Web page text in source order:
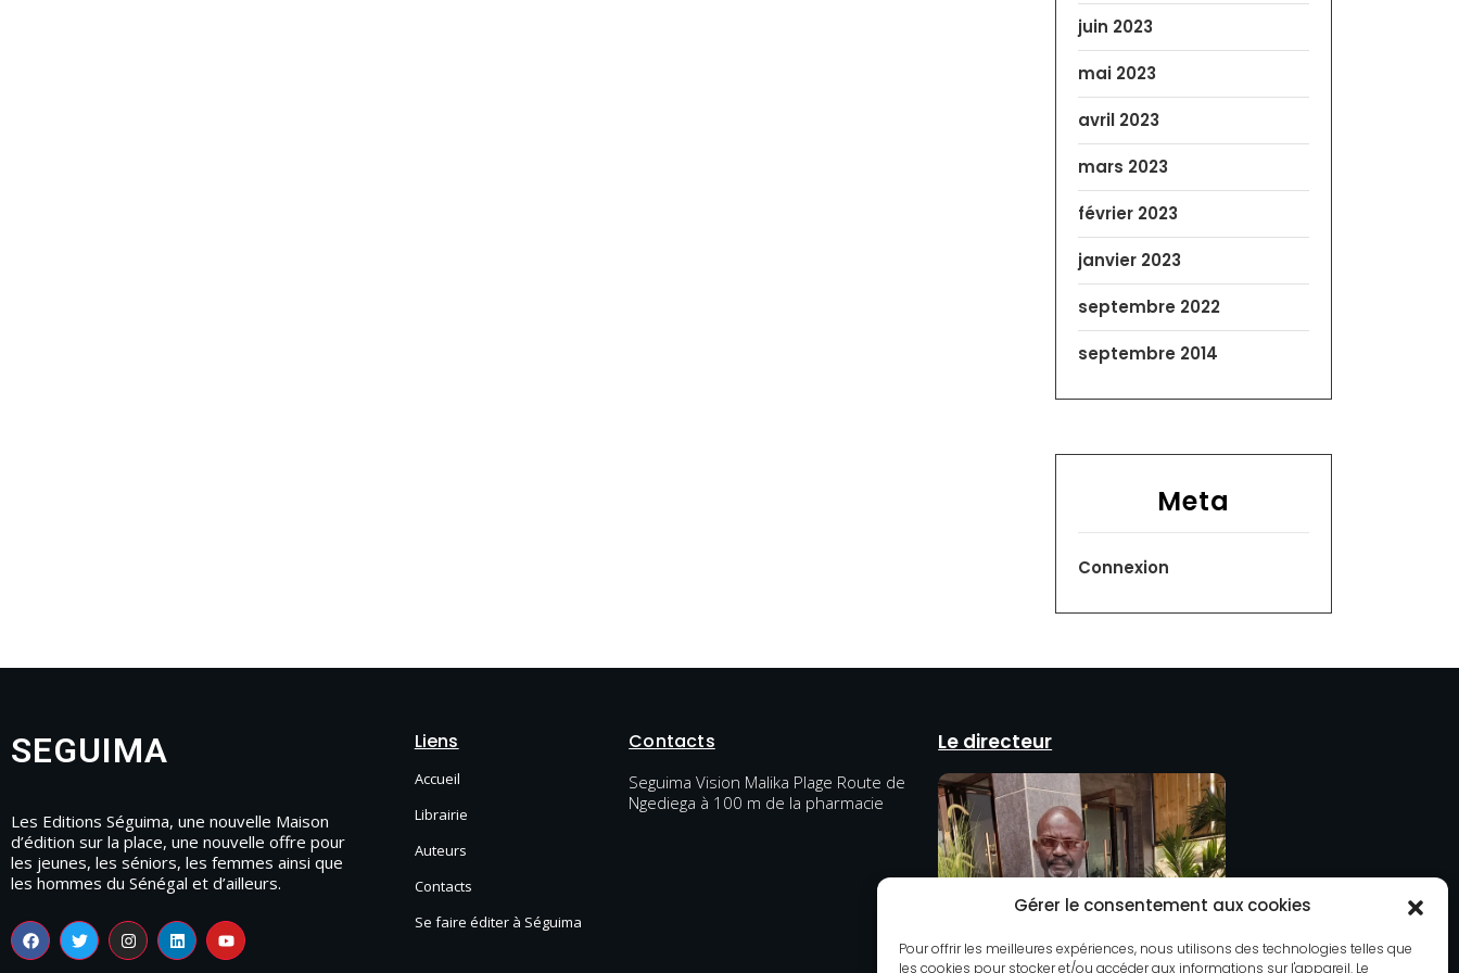
Gérer le consentement aux cookies
Pour offrir les meilleures expériences, nous utilisons des technologies telles que
les cookies pour stocker et/ou accéder aux informations sur l'appareil. Le
juin 2023
mai 2023
avril 2023
mars 2023
février 2023
janvier 2023
septembre 2022
septembre 2014
Meta
Connexion
SEGUIMA
Les Editions Séguima, une nouvelle Maison
d’édition sur la place, une nouvelle offre pour
les jeunes, les séniors, les femmes ainsi que
les hommes du Sénégal et d’ailleurs.
Liens
Accueil
Librairie
Auteurs
Contacts
Se faire éditer à Séguima
Contacts
Seguima Vision Malika Plage Route de
Ngediega à 100 m de la pharmacie
Le directeur